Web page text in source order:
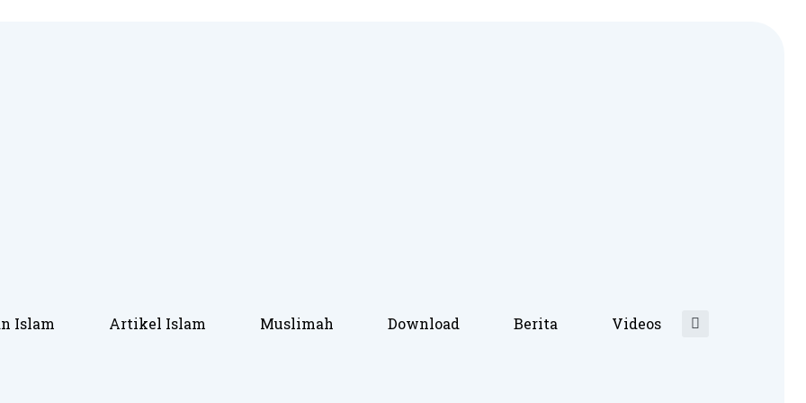
Islam Artikel Islam Muslimah Download Berita Videos